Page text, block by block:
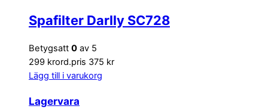
Spafilter Darlly SC728
Betygsatt 0 av 5
299 krord.pris 375 kr
Lägg till i varukorg
Lagervara